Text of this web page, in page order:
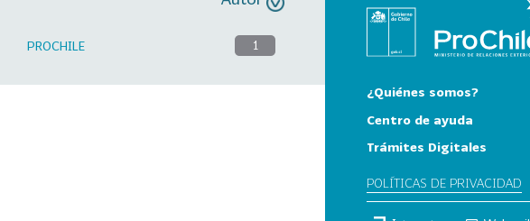
PROCHILE 1
¿Quiénes somos?
Centro de ayuda
Trámites Digitales
POLÍTICAS DE PRIVACIDAD